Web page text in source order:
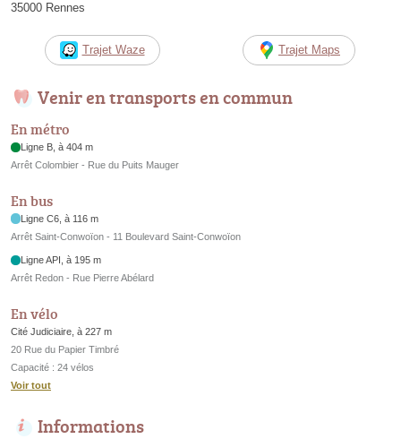
35000 Rennes
Trajet Waze Trajet Maps
Venir en transports en commun
En métro
Ligne B, à 404 m
Arrêt Colombier - Rue du Puits Mauger
En bus
Ligne C6, à 116 m
Arrêt Saint-Conwoïon - 11 Boulevard Saint-Conwoïon
Ligne API, à 195 m
Arrêt Redon - Rue Pierre Abélard
En vélo
Cité Judiciaire, à 227 m
20 Rue du Papier Timbré
Capacité : 24 vélos
Voir tout
Informations